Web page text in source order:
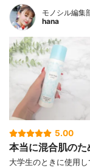
モノシル編集
hana
5.00
本当に混合肌のた
大学生のときに使用